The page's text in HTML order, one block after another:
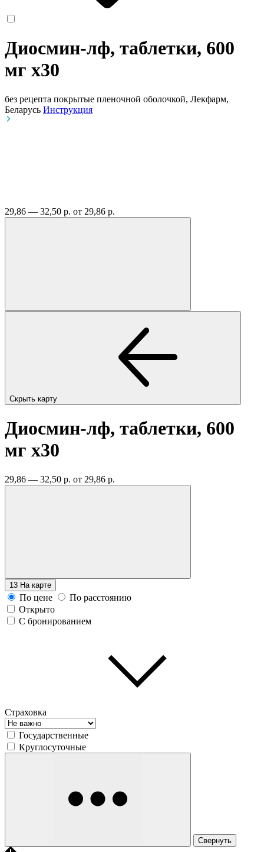
Диосмин-лф, таблетки, 600
мг x30
без рецепта покрытые пленочной оболочкой, Лекфарм,
Беларусь Инструкция
29,86 — 32,50 р. от 29,86 р.
Скрыть карту
Диосмин-лф, таблетки, 600
мг x30
29,86 — 32,50 р. от 29,86 р.
13 На карте
По цене
По расстоянию
Открыто
С бронированием
Страховка
Государственные
Круглосуточные
Свернуть